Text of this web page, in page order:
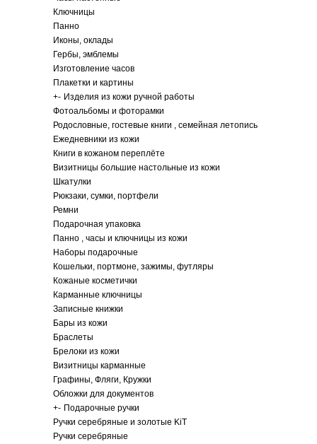
Ключницы
Панно
Иконы, оклады
Гербы, эмблемы
Изготовление часов
Плакетки и картины
+- Изделия из кожи ручной работы
Фотоальбомы и фоторамки
Родословные, гостевые книги , семейная летопись
Ежедневники из кожи
Книги в кожаном переплёте
Визитницы большие настольные из кожи
Шкатулки
Рюкзаки, сумки, портфели
Ремни
Подарочная упаковка
Панно , часы и ключницы из кожи
Наборы подарочные
Кошельки, портмоне, зажимы, футляры
Кожаные косметички
Карманные ключницы
Записные книжки
Бары из кожи
Браслеты
Брелоки из кожи
Визитницы карманные
Графины, Фляги, Кружки
Обложки для документов
+- Подарочные ручки
Ручки серебряные и золотые KiT
Ручки серебряные